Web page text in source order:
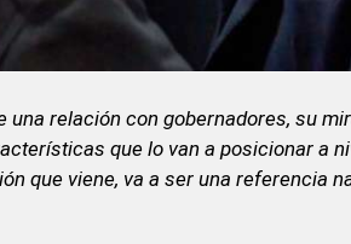
una relación con gobernadores, su
que lo van a posicionar a
que viene, va a ser una referencia